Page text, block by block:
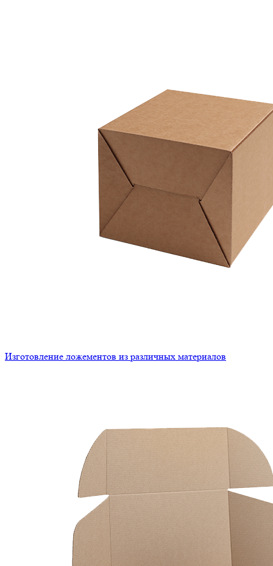
Изготовление ложементов из различных материалов